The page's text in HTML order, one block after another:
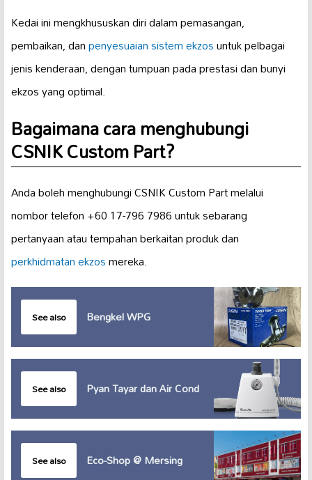
Kedai ini mengkhususkan diri dalam pemasangan,
pembaikan, danpenyesuaian sistem ekzosuntuk pelbagai
jenis kenderaan, dengan tumpuan pada prestasi dan bunyi
ekzos yang optimal.
Bagaimana cara menghubungi
CSNIK Custom Part?
Anda boleh menghubungi CSNIK Custom Part melalui
nombor telefon +60 17-796 7986 untuk sebarang
pertanyaan atau tempahan berkaitan produk dan
perkhidmatan ekzosmereka.
See also Bengkel WPG
See also Pyan Tayar dan Air Cond
See also Eco-Shop @ Mersing